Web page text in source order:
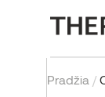
Pradžia /